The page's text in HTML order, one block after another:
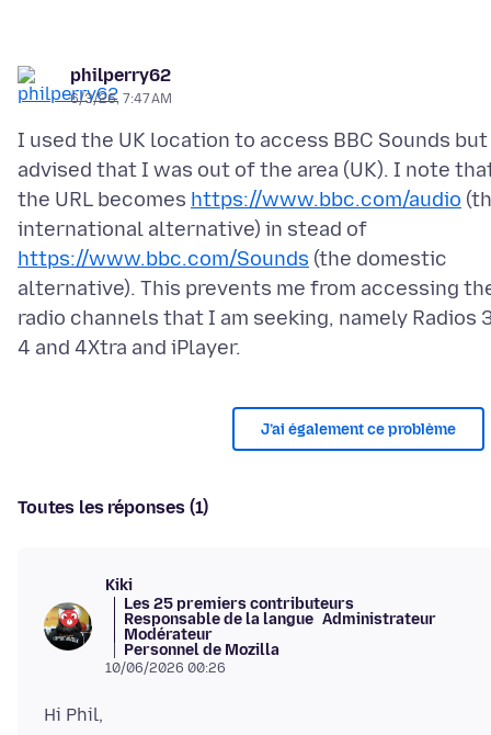
philperry62
6/3/26, 7:47 AM
I used the UK location to access BBC Sounds
advised that I was out of the area (UK). I note
the URL becomes https://www.bbc.com/audio
international alternative) in stead of
https://www.bbc.com/Sounds (the domestic
alternative). This prevents me from accessing
radio channels that I am seeking, namely Radios
J’ai également ce problème
Toutes les réponses (1)
Kiki
Les 25 premiers contributeurs
Responsable de la langue Administrateur
Modérateur
Personnel de Mozilla
10/06/2026 00:26